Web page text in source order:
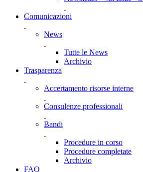
Comunicazioni
News
Tutte le News
Archivio
Trasparenza
Accertamento risorse interne
Consulenze professionali
Bandi
Procedure in corso
Procedure completate
Archivio
FAQ